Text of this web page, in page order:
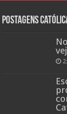
Postagens